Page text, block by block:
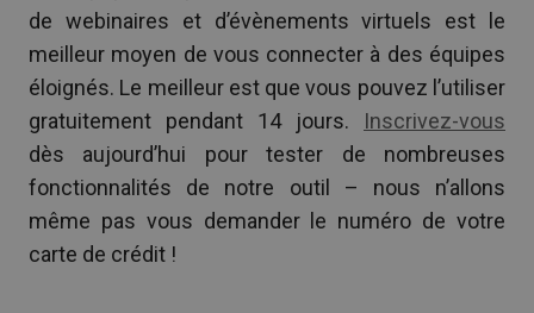
de webinaires et d’évènements virtuels est le
meilleur moyen de vous connecter à des équipes
éloignés. Le meilleur est que vous pouvez l’utiliser
gratuitement pendant 14 jours. Inscrivez-vous
dès aujourd’hui pour tester de nombreuses
fonctionnalités de notre outil – nous n’allons
même pas vous demander le numéro de votre
carte de crédit !